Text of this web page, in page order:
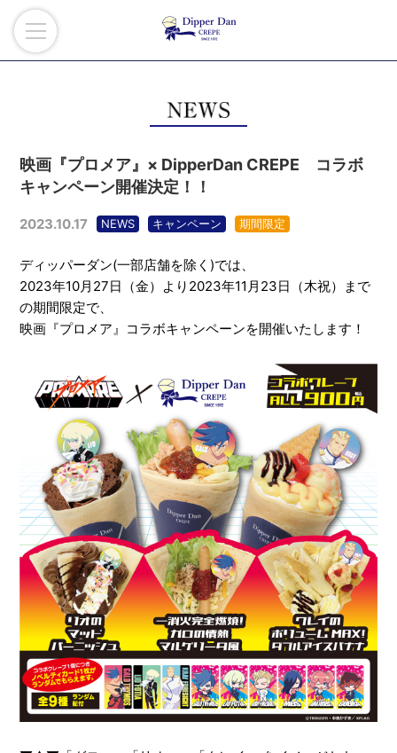
映画『プロメア』× DipperDan CREPE コラボ
キャンペーン開催決定！！
2023.10.17 NEWS キャンペーン 期間限定
ディッパーダン(一部店舗を除く)では、
2023年10月27日（金）より2023年11月23日（木祝）まで
の期間限定で、
映画『プロメア』コラボキャンペーンを開催いたします！